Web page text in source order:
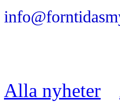
Alla nyheter